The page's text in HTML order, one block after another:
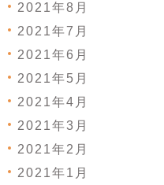
2021年8月
2021年7月
2021年6月
2021年5月
2021年4月
2021年3月
2021年2月
2021年1月